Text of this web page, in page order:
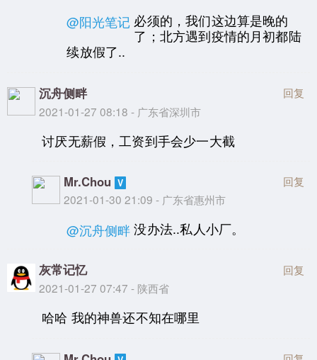
@阳光笔记 必须的，我们这边算是晚的
了；北方遇到疫情的月初都陆
续放假了..
沉舟侧畔
2021-01-27 08:18 - 广东省深圳市
回复
讨厌无薪假，工资到手会少一大截
Mr.Chou
2021-01-30 21:09 - 广东省惠州市
回复
@沉舟侧畔 没办法..私人小厂。
灰常记忆
2021-01-27 07:47 - 陕西省
回复
哈哈 我的神兽还不知在哪里